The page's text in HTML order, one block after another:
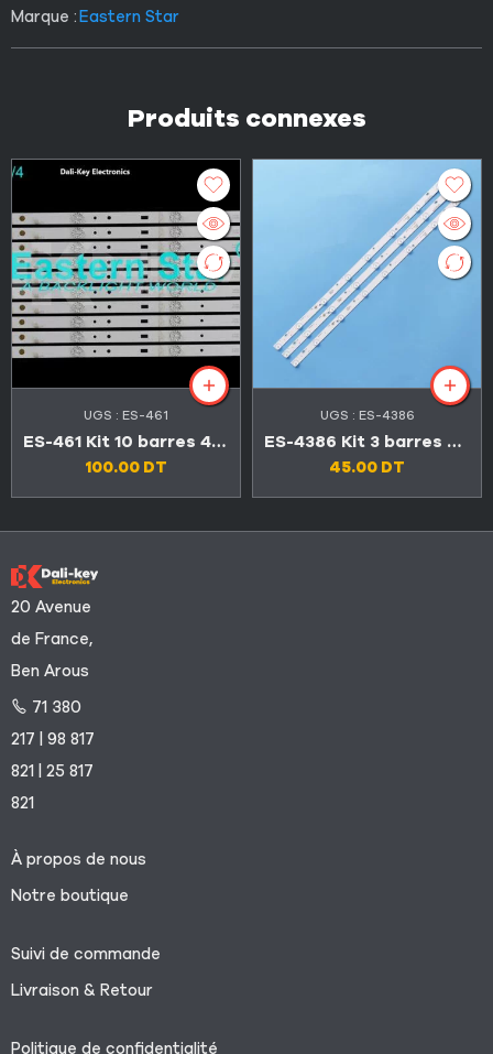
Marque :Eastern Star
Produits connexes
UGS : ES-461
ES-461 Kit 10 barres 4 LED TV Maxwell 50″
100.00 DT
UGS : ES-4386
ES-4386 Kit 3 barres 8 LED 3V TV FALCON 32″ FL-32N67D
45.00 DT
20 Avenue
de France,
Ben Arous
71 380
217 | 98 817
821 | 25 817
821
À propos de nous
Notre boutique
Suivi de commande
Livraison & Retour
Politique de confidentialité